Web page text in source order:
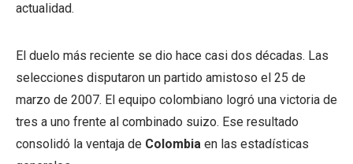
actualidad.
El duelo más reciente se dio hace casi dos décadas. Las
selecciones disputaron un partido amistoso el 25 de
marzo de 2007. El equipo colombiano logró una victoria de
tres a uno frente al combinado suizo. Ese resultado
consolidó la ventaja de Colombia en las estadísticas